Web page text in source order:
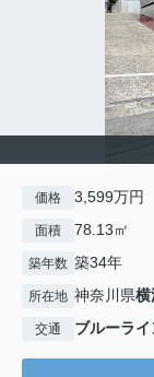
価格 3,599万円
面積 78.13㎡
築年数 築34年
所在地 神奈川県横
交通 ブルーライ